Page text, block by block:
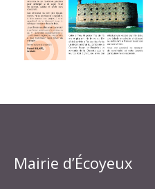
Mairie d’Écoyeux